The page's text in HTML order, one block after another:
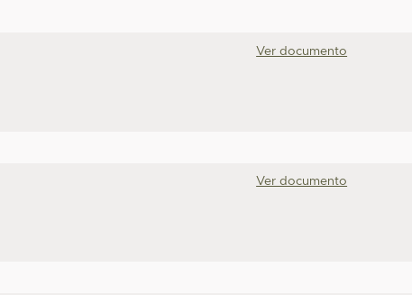
Ver documento
Ver documento